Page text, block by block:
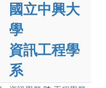
國立中興大
學
資訊工程學
系